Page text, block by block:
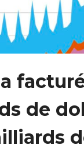
facturé
de